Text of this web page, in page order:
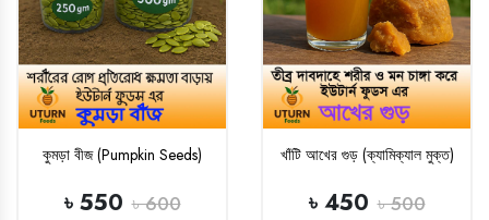
কুমড়া বীজ (Pumpkin Seeds)
৳ 550 ৳ 600
খাঁটি আখের গুড় (ক্যামিক্যাল মুক্ত)
৳ 450 ৳ 500